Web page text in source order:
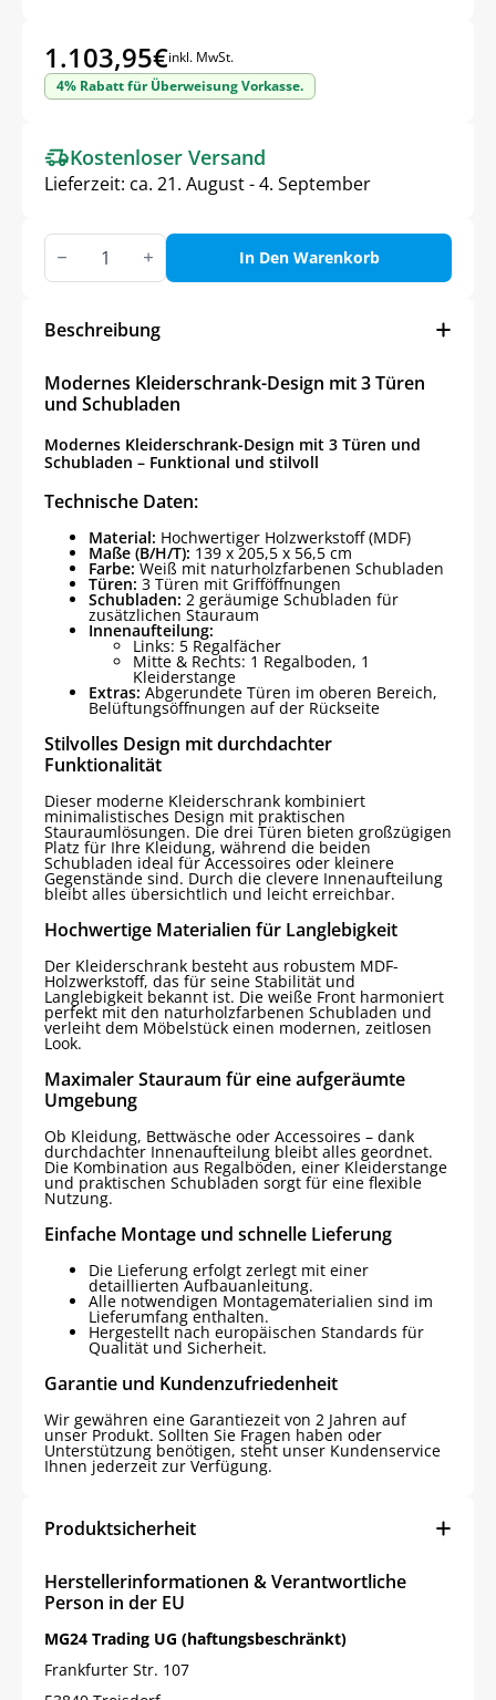
1.103,95€inkl. MwSt.
4% Rabatt für Überweisung Vorkasse.
Kostenloser Versand
Lieferzeit: ca. 21. August - 4. September
Modernes
Kleiderschrank-
Design
Türen
Menge
In Den Warenkorb
Beschreibung
Modernes Kleiderschrank-Design mit 3 Türen
und Schubladen
Modernes Kleiderschrank-Design mit 3 Türen und
Schubladen – Funktional und stilvoll
Technische Daten:
Material: Hochwertiger Holzwerkstoff (MDF)
Maße (B/H/T): 139 x 205,5 x 56,5 cm
Farbe: Weiß mit naturholzfarbenen Schubladen
Türen: 3 Türen mit Grifföffnungen
Schubladen: 2 geräumige Schubladen für
zusätzlichen Stauraum
Innenaufteilung:
Links: 5 Regalfächer
Mitte & Rechts: 1 Regalboden, 1
Kleiderstange
Extras: Abgerundete Türen im oberen Bereich,
Belüftungsöffnungen auf der Rückseite
Stilvolles Design mit durchdachter
Funktionalität
Dieser moderne Kleiderschrank kombiniert
minimalistisches Design mit praktischen
Stauraumlösungen. Die drei Türen bieten großzügigen
Platz für Ihre Kleidung, während die beiden
Schubladen ideal für Accessoires oder kleinere
Gegenstände sind. Durch die clevere Innenaufteilung
bleibt alles übersichtlich und leicht erreichbar.
Hochwertige Materialien für Langlebigkeit
Der Kleiderschrank besteht aus robustem MDF-
Holzwerkstoff, das für seine Stabilität und
Langlebigkeit bekannt ist. Die weiße Front harmoniert
perfekt mit den naturholzfarbenen Schubladen und
verleiht dem Möbelstück einen modernen, zeitlosen
Look.
Maximaler Stauraum für eine aufgeräumte
Umgebung
Ob Kleidung, Bettwäsche oder Accessoires – dank
durchdachter Innenaufteilung bleibt alles geordnet.
Die Kombination aus Regalböden, einer Kleiderstange
und praktischen Schubladen sorgt für eine flexible
Nutzung.
Einfache Montage und schnelle Lieferung
Die Lieferung erfolgt zerlegt mit einer
detaillierten Aufbauanleitung.
Alle notwendigen Montagematerialien sind im
Lieferumfang enthalten.
Hergestellt nach europäischen Standards für
Qualität und Sicherheit.
Garantie und Kundenzufriedenheit
Wir gewähren eine Garantiezeit von 2 Jahren auf
unser Produkt. Sollten Sie Fragen haben oder
Unterstützung benötigen, steht unser Kundenservice
Ihnen jederzeit zur Verfügung.
Produktsicherheit
Herstellerinformationen & Verantwortliche
Person in der EU
MG24 Trading UG (haftungsbeschränkt)
Frankfurter Str. 107